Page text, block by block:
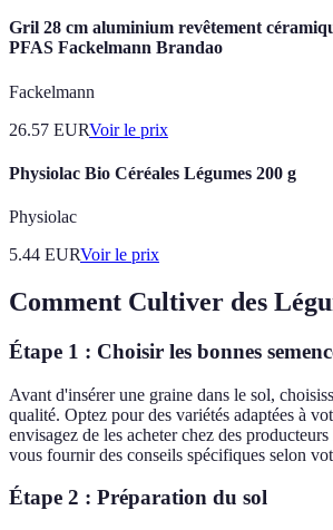
Gril 28 cm aluminium revêtement
PFAS Fackelmann Brandao
Fackelmann
26.57 EURVoir le prix
Physiolac Bio Céréales Légumes 200 g
Physiolac
5.44 EURVoir le prix
Comment Cultiver des
Étape 1 : Choisir les bonnes
Avant d'insérer une graine dans le sol,
qualité. Optez pour des variétés adaptées à
envisagez de les acheter chez des
vous fournir des conseils spécifiques selon
Étape 2 : Préparation du sol